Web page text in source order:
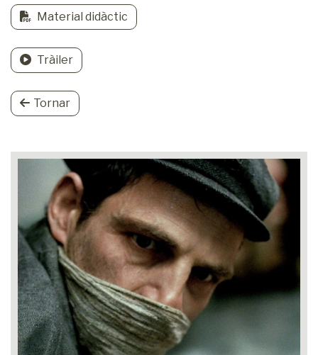
Material didàctic
Tràiler
Tornar